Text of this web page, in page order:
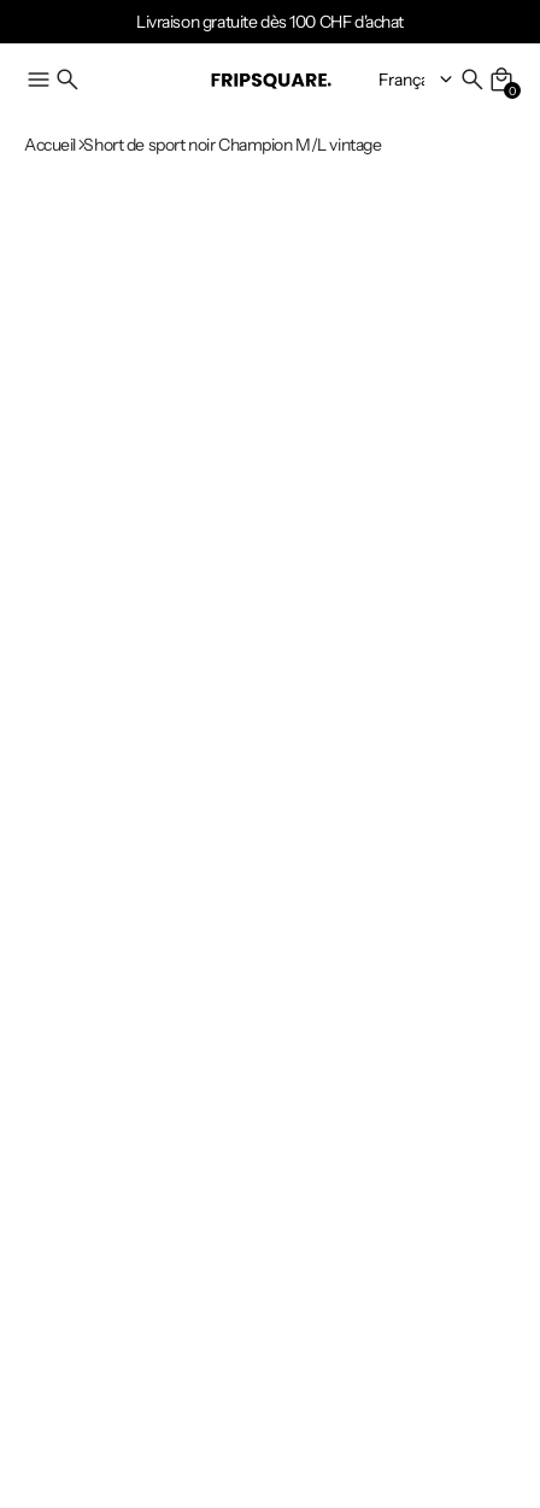
Livraison gratuite dès 100 CHF d'achat
0
Accueil Short de sport noir Champion M/L vintage